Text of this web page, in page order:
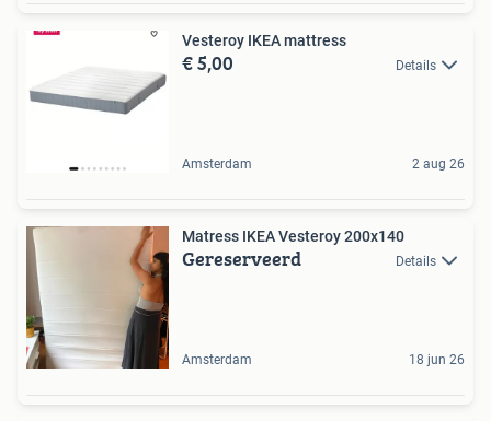
Vesteroy IKEA mattress
€ 5,00 Details
Amsterdam 2 aug 26
Matress IKEA Vesteroy 200x140
Gereserveerd Details
Amsterdam 18 jun 26